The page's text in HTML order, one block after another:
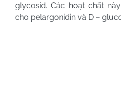
glycosid. Các hoạt chất
cho pelargonidin và D –